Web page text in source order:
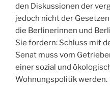
den Diskussionen der
jedoch nicht der
die Berlinerinnen und
Sie fordern: Schluss mit
Senat muss vom
einer sozial und
Wohnungspolitik werden.